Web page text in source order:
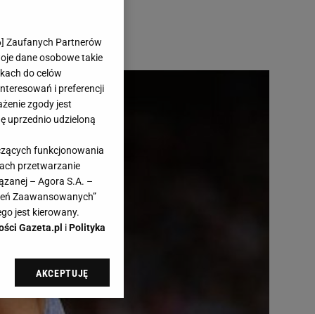
] Zaufanych Partnerów
dane osobowe takie
do celów
i preferencji
zgody jest
uprzednio udzieloną
funkcjonowania
przetwarzanie
– Agora S.A. –
Zaawansowanych”
jest kierowany.
Gazeta.pl iPolityka
sp. z o.o., jej
swoje preferencje
danych poprzez
AKCEPTUJĘ